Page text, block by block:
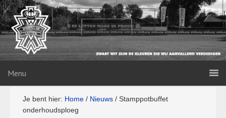
Menu
Je bent hier: Home / Nieuws / Stamppotbuffet
onderhoudsploeg